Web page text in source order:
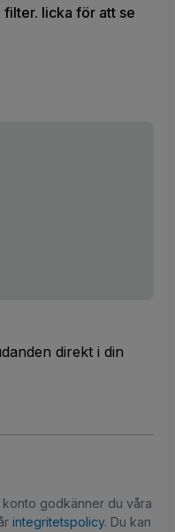
filter. licka för att se
direkt i din
godkänner du våra
integritetspolicy. Du kan